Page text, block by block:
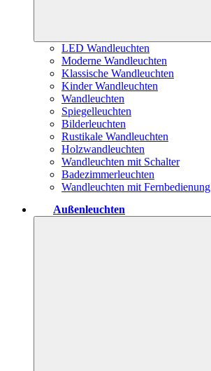
LED Wandleuchten
Moderne Wandleuchten
Klassische Wandleuchten
Kinder Wandleuchten
Wandleuchten
Spiegelleuchten
Bilderleuchten
Rustikale Wandleuchten
Holzwandleuchten
Wandleuchten mit Schalter
Badezimmerleuchten
Wandleuchten mit Fernbedienung
Außenleuchten